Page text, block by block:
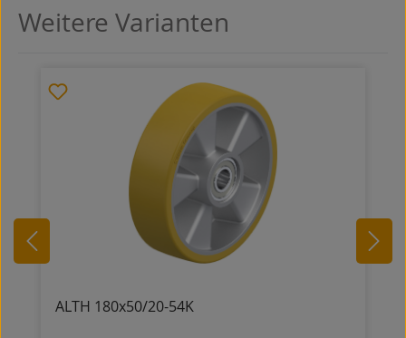
Produktgalerie überspringen
Weitere Varianten
ALTH 180x50/20-54K